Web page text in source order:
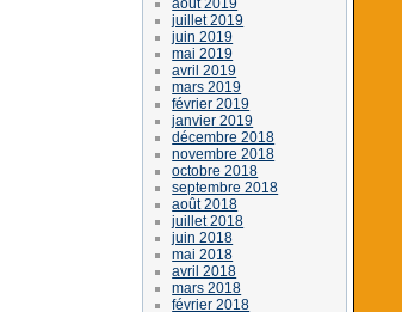
juillet 2019
juin 2019
mai 2019
avril 2019
mars 2019
février 2019
janvier 2019
décembre 2018
novembre 2018
octobre 2018
septembre 2018
août 2018
juillet 2018
juin 2018
mai 2018
avril 2018
mars 2018
février 2018